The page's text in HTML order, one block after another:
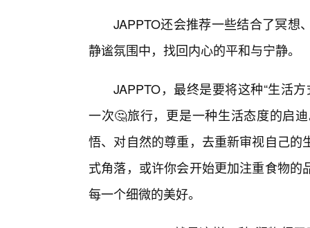
JAPPTO还会推荐一些结合了冥想
静谧氛围中，找回内心的平和与宁静。
JAPPTO，最终是要将这种“生活
一次🤔旅行，更是一种生活态度的启
悟、对自然的尊重，去重新审视自己
式角落，或许你会开始更加注重食物
每一个细微的美好。